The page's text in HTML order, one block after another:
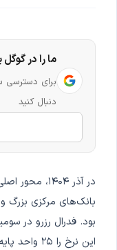
ما را در گوگل
برای دسترسی
دنبال کنید
در آذر
بانک‌های مرکزی بزرگ و
بود. فدرال رزرو در
این نرخ